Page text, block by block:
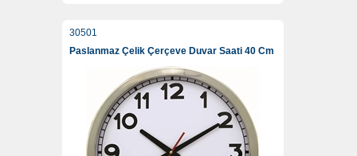
30501
Paslanmaz Çelik Çerçeve Duvar Saati 40 Cm